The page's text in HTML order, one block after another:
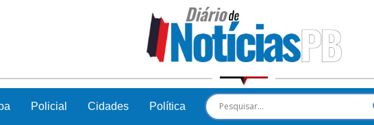
Policial Cidades Política